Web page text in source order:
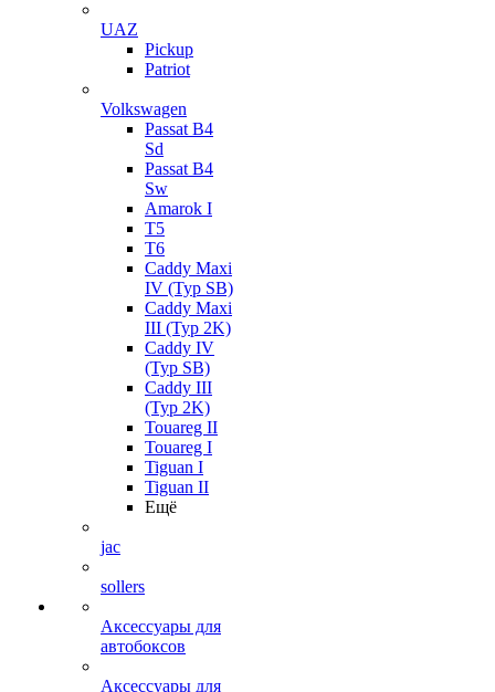
UAZ
Pickup
Patriot
Volkswagen
Passat B4
Sd
Passat B4
Sw
Amarok I
T5
T6
Caddy Maxi
IV (Typ SB)
Caddy Maxi
III (Typ 2K)
Caddy IV
(Typ SB)
Caddy III
(Typ 2K)
Touareg II
Touareg I
Tiguan I
Tiguan II
Ещё
jac
sollers
Аксессуары для
автобоксов
Аксессуары для